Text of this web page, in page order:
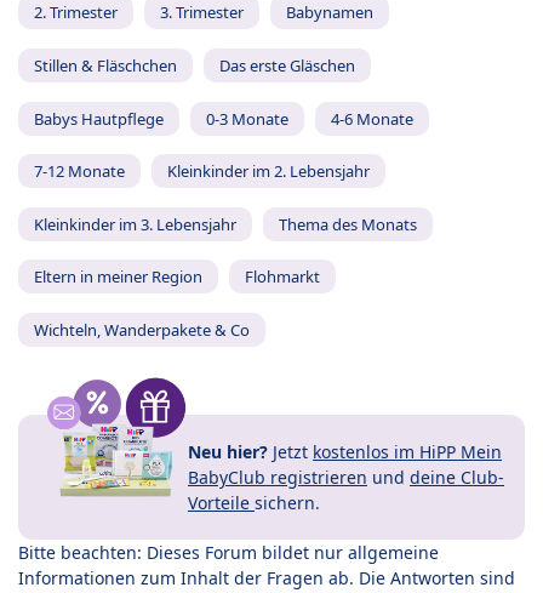
2. Trimester 3. Trimester Babynamen
Stillen & Fläschchen Das erste Gläschen
Babys Hautpflege 0-3 Monate 4-6 Monate
7-12 Monate Kleinkinder im 2. Lebensjahr
Kleinkinder im 3. Lebensjahr Thema des Monats
Eltern in meiner Region Flohmarkt
Wichteln, Wanderpakete & Co
Neu hier? Jetzt kostenlos im HiPP Mein
BabyClub registrieren und deine Club-
Vorteile sichern.
Bitte beachten: Dieses Forum bildet nur allgemeine
Informationen zum Inhalt der Fragen ab. Die Antworten sind